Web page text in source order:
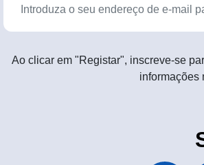
Ao clicar em "Registar", inscreve-se
informações